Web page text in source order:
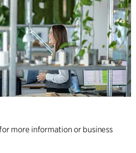
more information or business